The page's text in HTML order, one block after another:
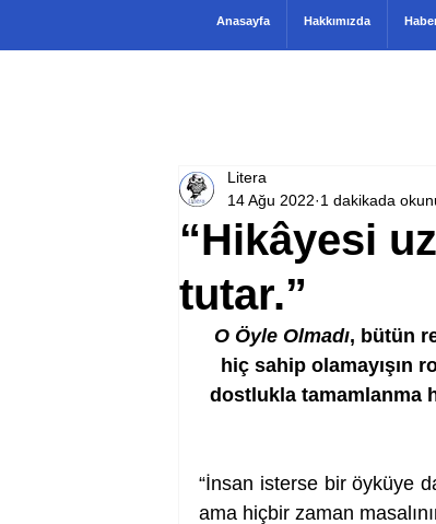
“Hikâyesi
tutar.”
Litera
14 Ağu 2022 1 dakikada
O Öyle Olmadı, bütün
hiç sahip olamayışın
dostlukla tamamlanma
“İnsan isterse bir öyküye
ama hiçbir zaman
Anasayfa Hakkımızda